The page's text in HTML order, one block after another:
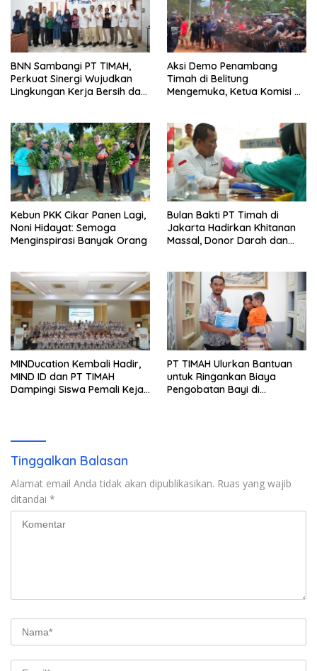
BNN Sambangi PT TIMAH,
Perkuat Sinergi Wujudkan
Lingkungan Kerja Bersih dari
Aksi Demo Penambang
Timah di Belitung
Mengemuka, Ketua Komisi XII
Terbit
Kebun PKK Cikar Panen Lagi,
Noni Hidayat: Semoga
Menginspirasi Banyak Orang
Bulan Bakti PT Timah di
Jakarta Hadirkan Khitanan
Massal, Donor Darah dan
MINDucation Kembali Hadir,
MIND ID dan PT TIMAH
Dampingi Siswa Pemali Kejar
PT TIMAH Ulurkan Bantuan
untuk Ringankan Biaya
Pengobatan Bayi di
Tinggalkan Balasan
Alamat email Anda tidak akan dipublikasikan. Ruas yang wajib
ditandai *